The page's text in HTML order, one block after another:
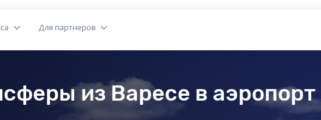
Для партнеров
из Варесе в